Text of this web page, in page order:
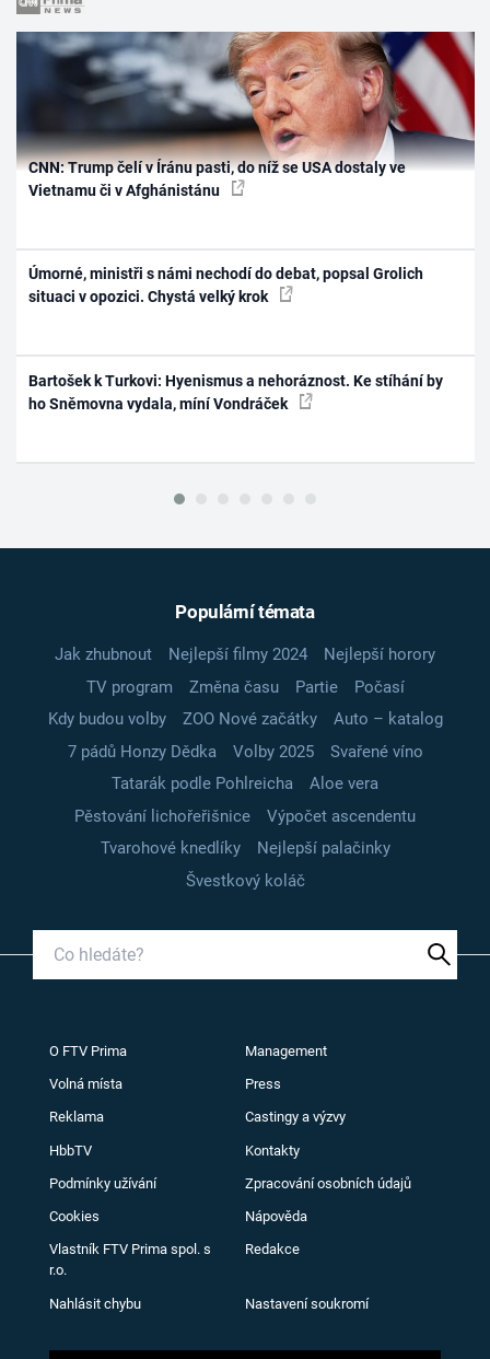
CNN: Trump čelí v Íránu pasti, do níž se USA dostaly ve
Vietnamu či v Afghánistánu
Úmorné, ministři s námi nechodí do debat, popsal Grolich
situaci v opozici. Chystá velký krok
Bartošek k Turkovi: Hyenismus a nehoráznost. Ke stíhání by
ho Sněmovna vydala, míní Vondráček
Populární témata
Jak zhubnout Nejlepší filmy 2024
Nejlepší horory
TV program
Změna času Partie
Počasí
Kdy budou volby
ZOO Nové začátky
Auto – katalog
7 pádů Honzy Dědka
Volby 2025
Svařené víno
Tatarák podle Pohlreicha
Aloe vera
Pěstování lichořeřišnice
Výpočet ascendentu
Tvarohové knedlíky
Nejlepší palačinky
Švestkový koláč
O FTV Prima Management
Volná místa Press
Reklama Castingy a výzvy
HbbTV Kontakty
Podmínky užívání Zpracování osobních údajů
Cookies Nápověda
Vlastník FTV Prima spol. s
r.o.
Redakce
Nahlásit chybu Nastavení soukromí